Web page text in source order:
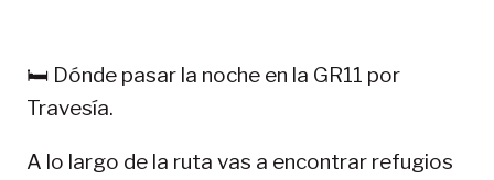
11-
🛏️ Dónde pasar la noche en la GR11 por
Travesía.
A lo largo de la ruta vas a encontrar refugios